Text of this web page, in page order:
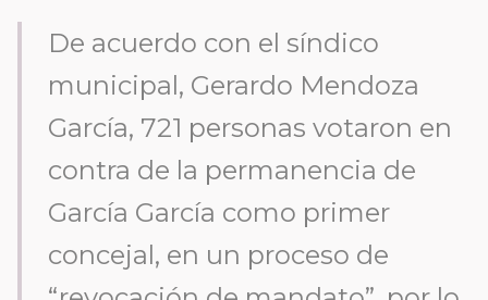
De acuerdo con el síndico
municipal, Gerardo Mendoza
García, 721 personas votaron en
contra de la permanencia de
García García como primer
concejal, en un proceso de